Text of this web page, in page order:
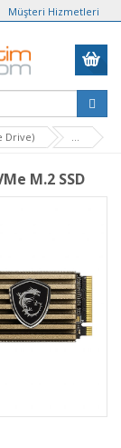
Müşteri Hizmetleri
Drive)
M.2 SSD